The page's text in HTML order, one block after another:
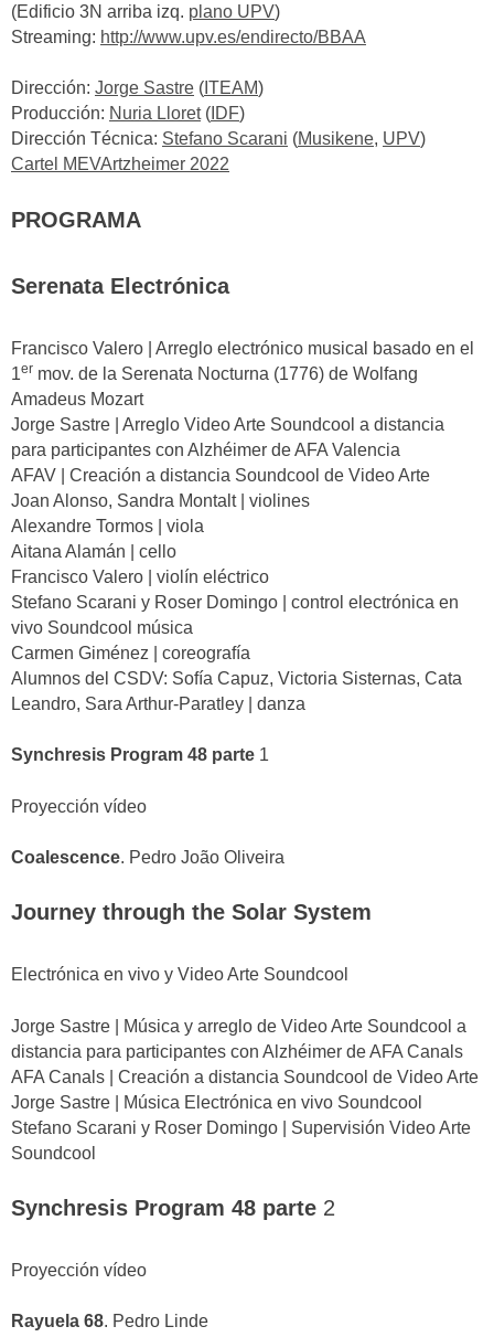
(Edificio 3N arriba izq. plano UPV)
Streaming: http://www.upv.es/endirecto/BBAA
Dirección: Jorge Sastre ( ITEAM)
Producción: Nuria Lloret( IDF)
Dirección Técnica: Stefano Scarani (Musikene, UPV)
Carte M EVArtzheimer 2022
PROGRAMA
Serenata Electrónica
Francisco Valero | Arreglo electrónico musical basado en el
1er mov. de la Serenata Nocturna (1776) de Wolfang
Amadeus Mozart
Jorge Sastre | Arreglo Video Arte Soundcool a distancia
para participantes con Alzhéimer de AFA Valencia
AFAV | Creación a distancia Soundcool de Video Arte
Joan Alonso, Sandra Montalt | violines
Alexandre Tormos | viola
Aitana Alamán | cello
Francisco Valero | violín eléctrico
Stefano Scarani y Roser Domingo | control electrónica en
vivo Soundcool música
Carmen Giménez | coreografía
Alumnos del CSDV: Sofía Capuz, Victoria Sisternas, Cata
Leandro, Sara Arthur-Paratley | danza
Synchresis Program 48 parte 1
Proyección vídeo
Coalescence. Pedro João Oliveira
Journey through the Solar System
Electrónica en vivo y Video Arte Soundcool
Jorge Sastre | Música y arreglo de Video Arte Soundcool a
distancia para participantes con Alzhéimer de AFA Canals
AFA Canals | Creación a distancia Soundcool de Video Arte
Jorge Sastre | Música Electrónica en vivo Soundcool
Stefano Scarani y Roser Domingo | Supervisión Video Arte
Soundcool
Synchresis Program 48 parte 2
Proyección vídeo
Rayuela 68. Pedro Linde